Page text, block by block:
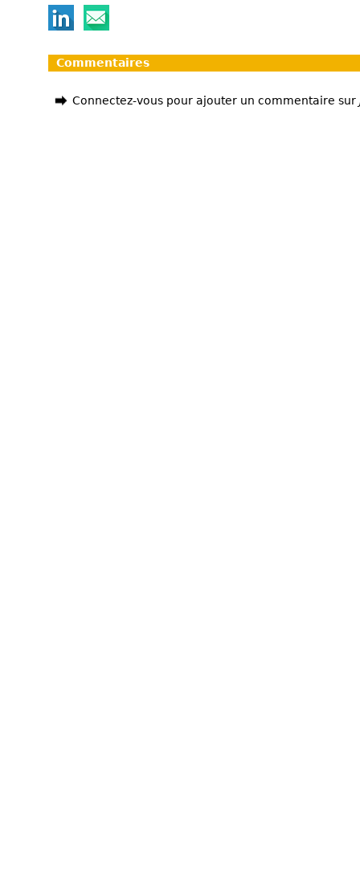
Commentaires
Connectez-vous pour ajouter un commentaire sur